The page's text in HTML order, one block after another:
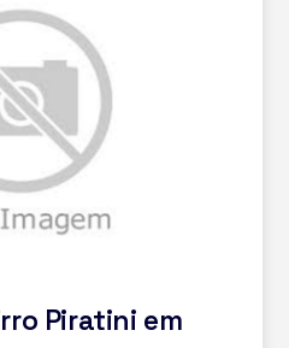
Piratini em